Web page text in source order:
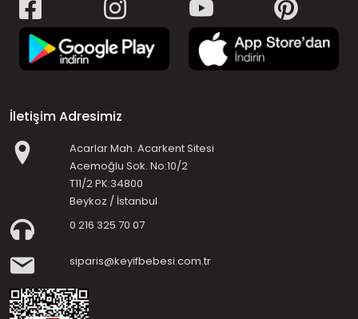
İletişim Adresimiz
Acarlar Mah. Acarkent Sitesi
Acemoğlu Sok. No:10/2
T11/2 PK:34800
Beykoz / İstanbul
0 216 325 70 07
siparis@keyifbebesi.com.tr